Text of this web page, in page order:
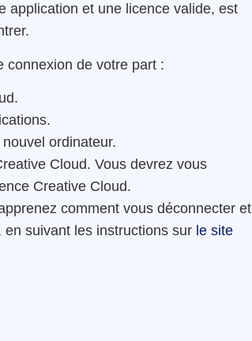
application et une licence valide, est
connexion de votre part :
ordinateur.
Cloud. Vous devrez vous
Creative Cloud.
comment vous déconnecter et
suivant les instructions sur le site